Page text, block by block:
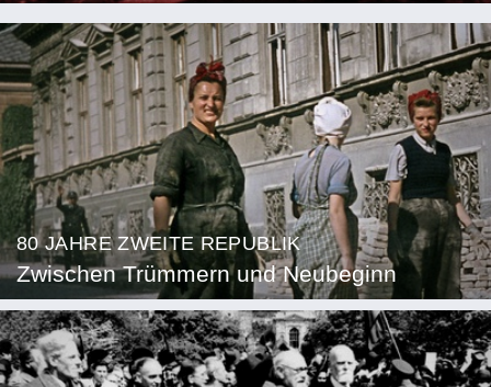
80 JAHRE ZWEITE REPUBLIK
Zwischen Trümmern und Neubeginn